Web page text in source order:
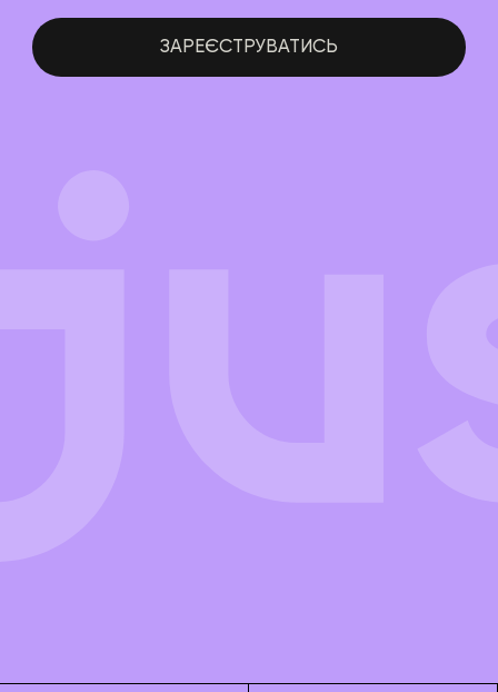
ЗАРЕЄСТРУВАТИСЬ